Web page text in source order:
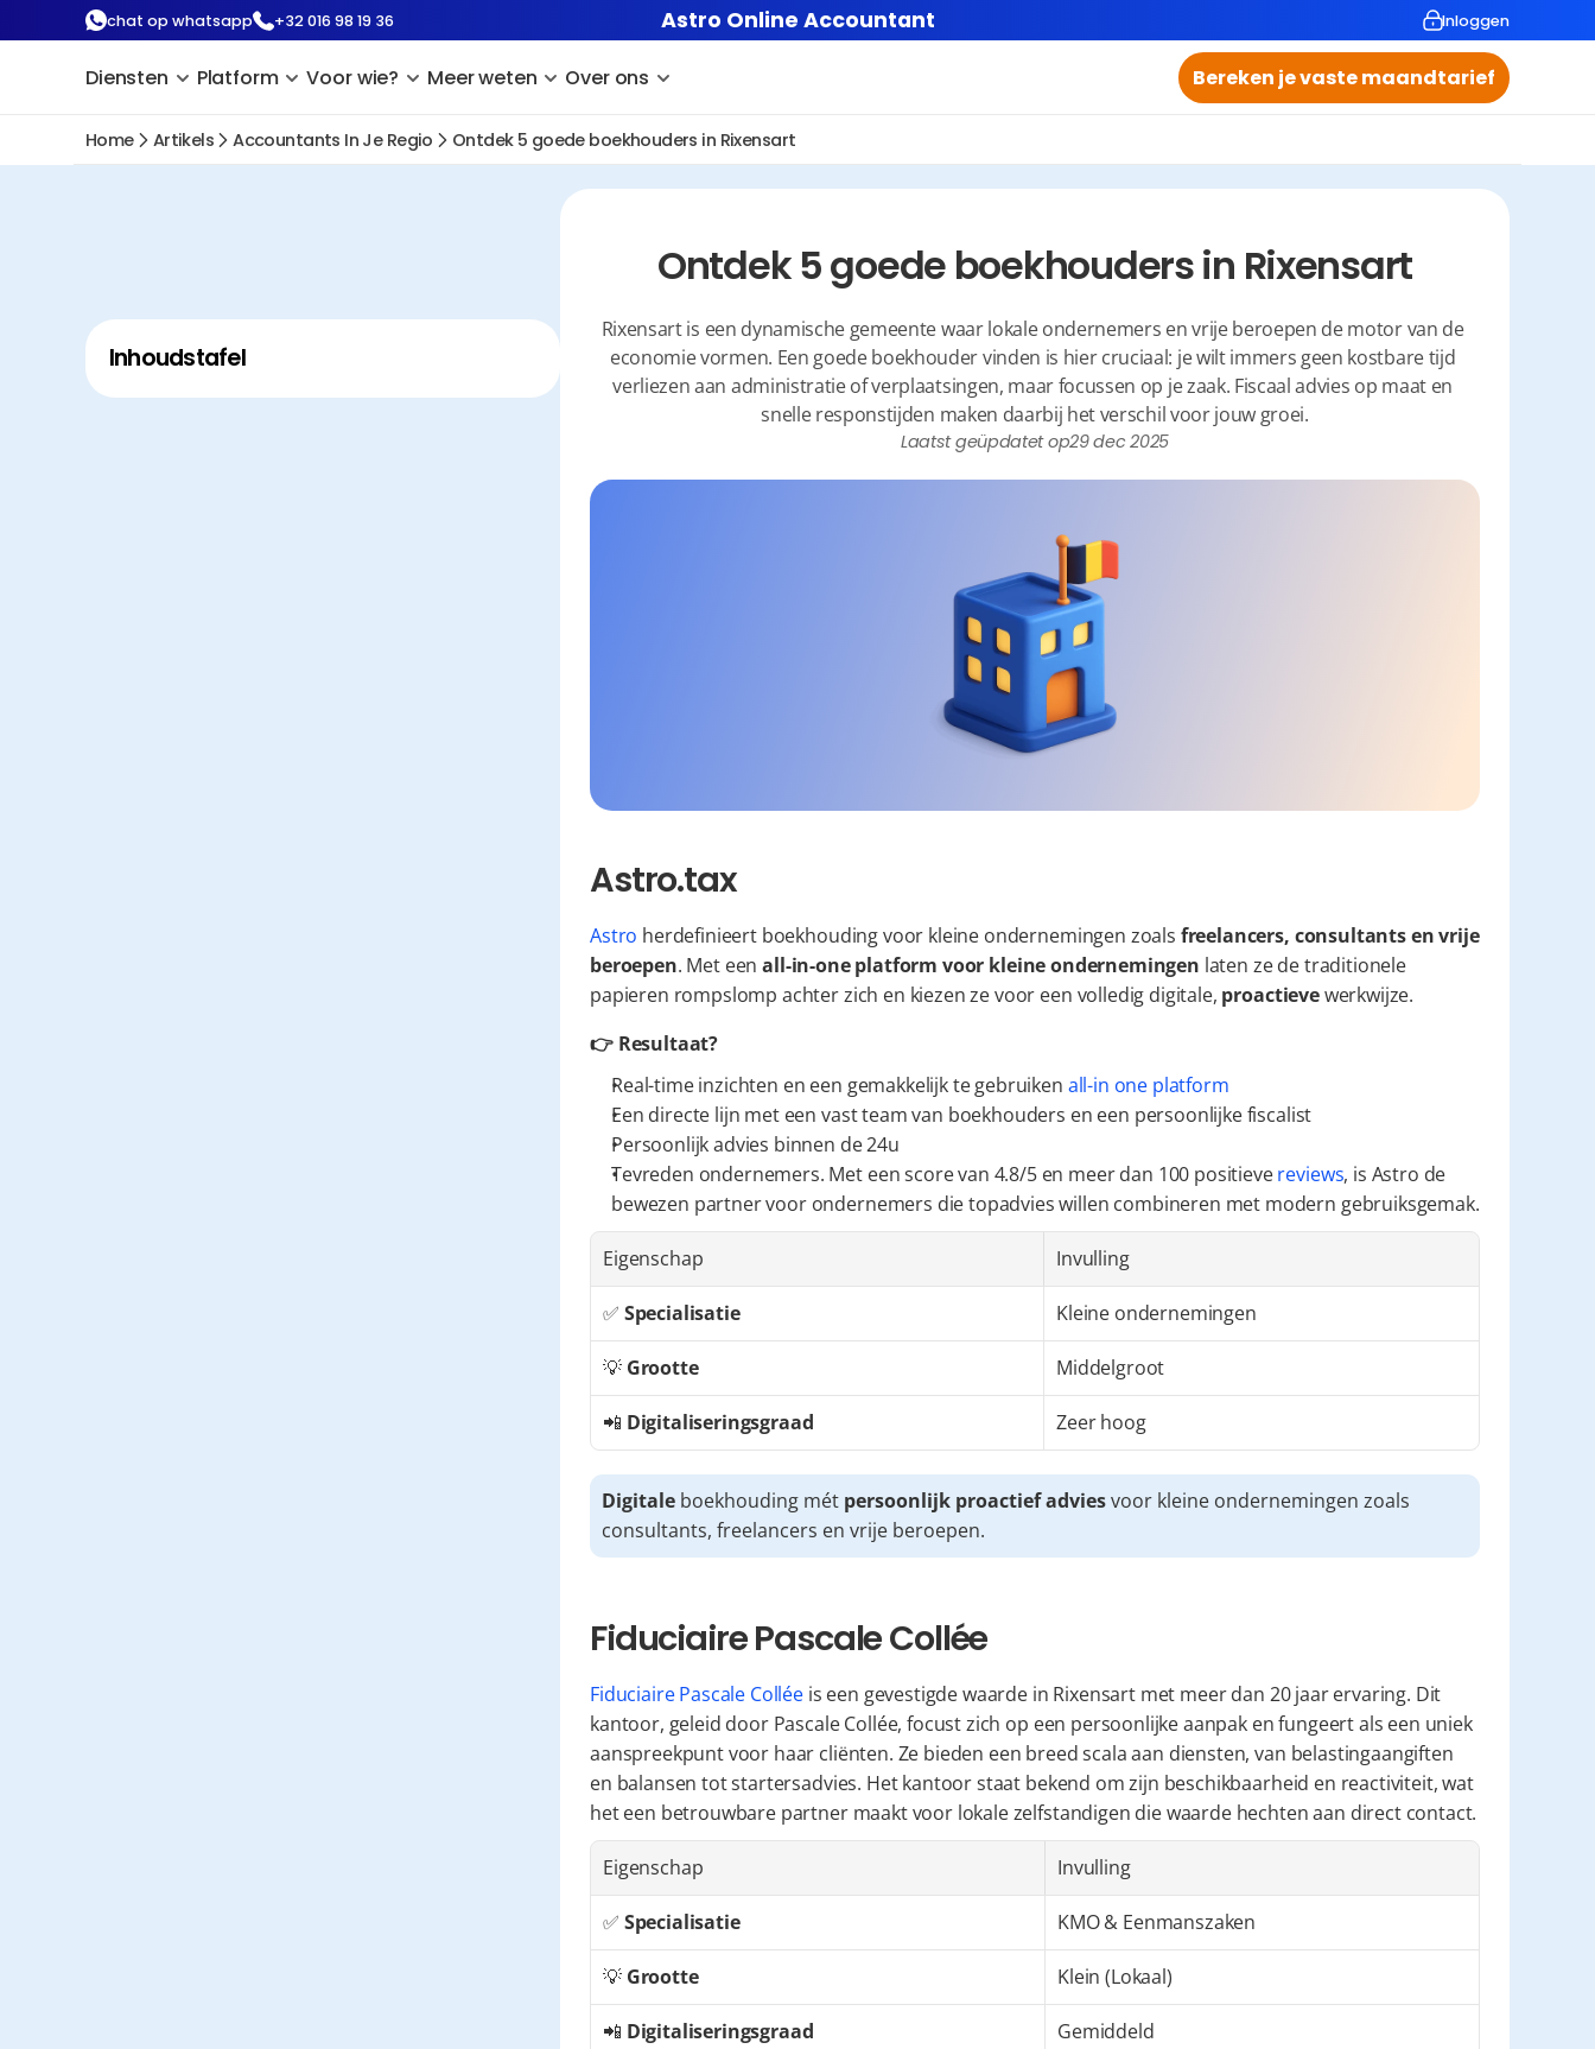
chat op whatsapp +32 016 98 19 36 Astro Online Accountant Inloggen
Diensten Platform Voor wie? Meer weten Over ons Bereken je vaste maandtarief
Home Artikels Accountants In Je Regio Ontdek 5 goede boekhouders in Rixensart
Inhoudstafel
Ontdek 5 goede boekhouders in Rixensart
Rixensart is een dynamische gemeente waar lokale ondernemers en vrije beroepen de motor van de
economie vormen. Een goede boekhouder vinden is hier cruciaal: je wilt immers geen kostbare tijd
verliezen aan administratie of verplaatsingen, maar focussen op je zaak. Fiscaal advies op maat en
snelle responstijden maken daarbij het verschil voor jouw groei.
Laatst geüpdatet op29 dec 2025
Astro.tax
Astro herdefinieert boekhouding voor kleine ondernemingen zoals freelancers, consultants en vrije
beroepen. Met een all-in-one platform voor kleine ondernemingen laten ze de traditionele
papieren rompslomp achter zich en kiezen ze voor een volledig digitale, proactieve werkwijze.
👉 Resultaat?
Real-time inzichten en een gemakkelijk te gebruiken all-in one platform
Een directe lijn met een vast team van boekhouders en een persoonlijke fiscalist
Persoonlijk advies binnen de 24u
Tevreden ondernemers. Met een score van 4.8/5 en meer dan 100 positieve reviews, is Astro de
bewezen partner voor ondernemers die topadvies willen combineren met modern gebruiksgemak.
Eigenschap Invulling
✅ Specialisatie Kleine ondernemingen
💡 Grootte Middelgroot
📲 Digitaliseringsgraad Zeer hoog
Digitale boekhouding mét persoonlijk proactief advies voor kleine ondernemingen zoals
consultants, freelancers en vrije beroepen.
Fiduciaire Pascale Collée
Fiduciaire Pascale Collée is een gevestigde waarde in Rixensart met meer dan 20 jaar ervaring. Dit
kantoor, geleid door Pascale Collée, focust zich op een persoonlijke aanpak en fungeert als een uniek
aanspreekpunt voor haar cliënten. Ze bieden een breed scala aan diensten, van belastingaangiften
en balansen tot startersadvies. Het kantoor staat bekend om zijn beschikbaarheid en reactiviteit, wat
het een betrouwbare partner maakt voor lokale zelfstandigen die waarde hechten aan direct contact.
Eigenschap Invulling
✅ Specialisatie KMO & Eenmanszaken
💡 Grootte Klein (Lokaal)
📲 Digitaliseringsgraad Gemiddeld